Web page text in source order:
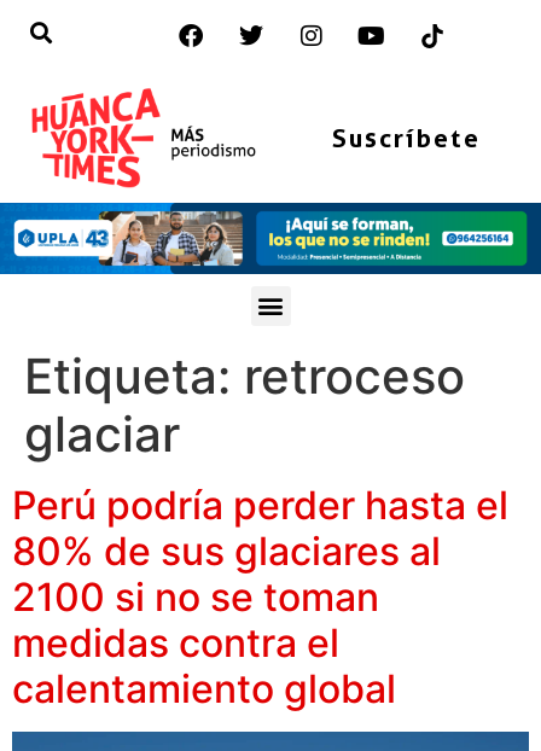
Suscríbete
Etiqueta: retroceso
glaciar
Perú podría perder hasta el
80% de sus glaciares al
2100 si no se toman
medidas contra el
calentamiento global